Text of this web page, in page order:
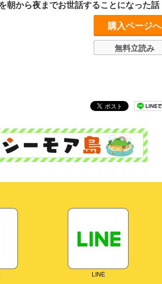
朝から夜までお世話することになった話
購入ページへ
無料立読み
LINE